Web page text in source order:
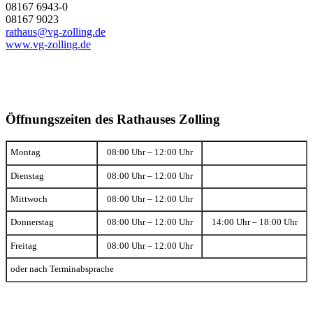
08167 6943-0
08167 9023
rathaus@vg-zolling.de
www.vg-zolling.de
Öffnungszeiten des Rathauses Zolling
Montag 08:00 Uhr – 12:00 Uhr
Dienstag 08:00 Uhr – 12:00 Uhr
Mittwoch 08:00 Uhr – 12:00 Uhr
Donnerstag 08:00 Uhr – 12:00 Uhr 14:00 Uhr – 18:00 Uhr
Freitag 08:00 Uhr – 12:00 Uhr
oder nach Terminabsprache